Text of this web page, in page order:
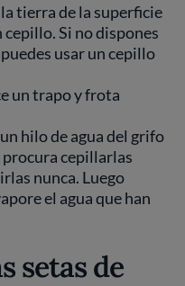
tierra de la superficie
Si no dispones
usar un cepillo
un trapo y frota
hilo de agua del grifo
procura cepillarlas
nunca. Luego
el agua que han
setas de